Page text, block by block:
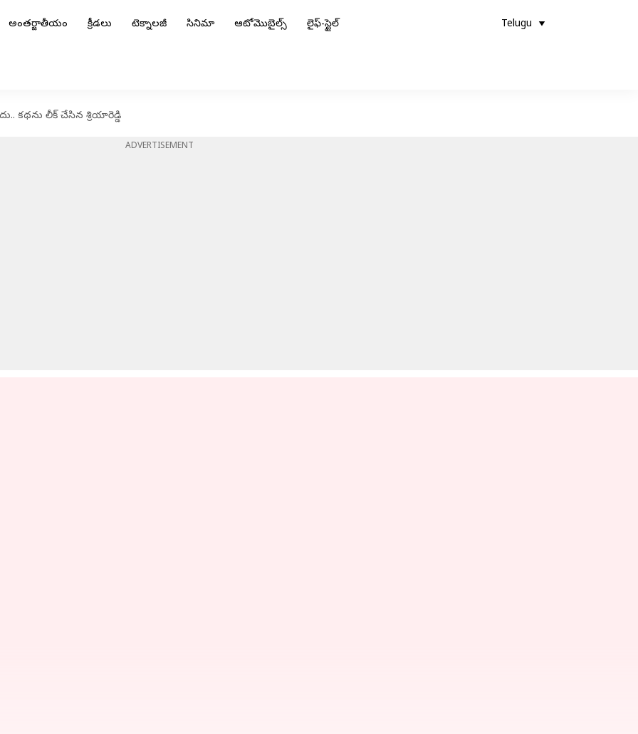
అంతర్జాతీయం క్రీడలు టెక్నాలజీ సినిమా ఆటోమొబైల్స్ లైఫ్-స్టైల్ Telugu
కథను లీక్ చేసిన శ్రియారెడ్డి
ADVERTISEMENT